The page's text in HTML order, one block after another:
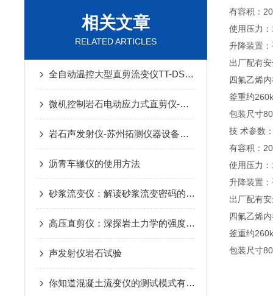
相关文章
RELATED ARTICLES
全自动温控大型直剪流变仪TT-DS10T型
微机控制岩石电动应力式直剪仪-苏州拓测仪器设备有限公司
岩石声发射仪-苏州拓测仪器设备有限公司
沥青车辙仪的使用方法
砂浆流变仪：解读砂浆流变密码的关键工具
高压直剪仪：深探岩土力学的强度标尺
声发射仪岩石试验
你知道混凝土流变仪的测试模式有哪些么
有容积：
使用压力
升降装置
出厂配有
四氟乙烯
釜重约
包装尺寸
技 术参数
有容积：
使用压力
升降装置
出厂配有
四氟乙烯
釜重约
包装尺寸